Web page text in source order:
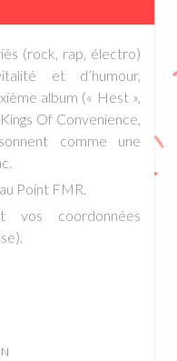
(rock, rap, électro)
et d’humour,
album (« Hest »,
Of Convenience,
comme une
Point FMR.
vos coordonnées